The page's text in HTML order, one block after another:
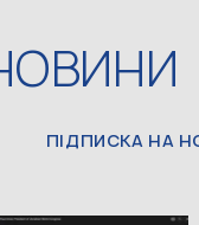
ПІДПИСКА НА